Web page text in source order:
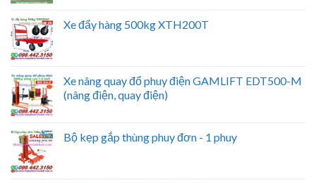
Xe đẩy hàng 500kg XTH200T
Xe nâng quay đổ phuy điện GAMLIFT EDT500-M
(nâng điện, quay điện)
Bộ kẹp gắp thùng phuy đơn - 1 phuy